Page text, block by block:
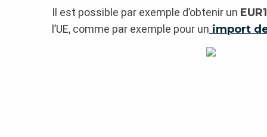
Il est possible par exemple d’obtenir un EUR1
l’UE, comme par exemple pour un import